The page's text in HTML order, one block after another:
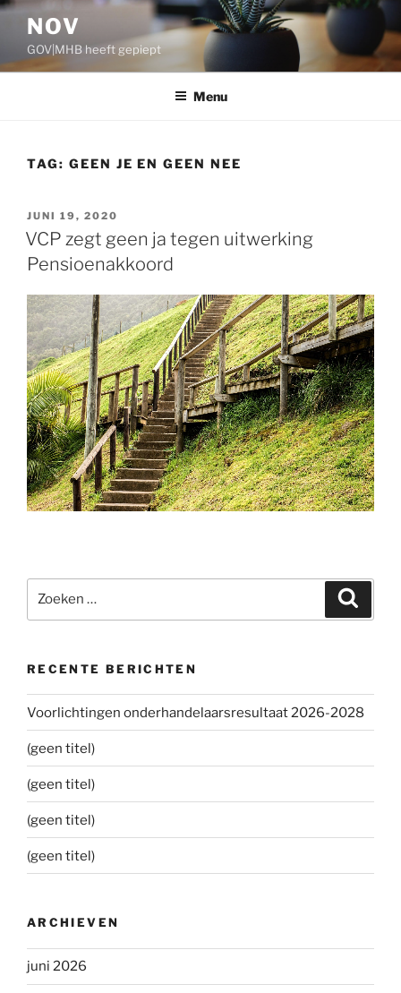
Ga
inhoud
NOV
GOV|MHB heeft gepiept
Menu
TAG: GEEN JE EN GEEN NEE
GEPLAATST
OP
JUNI 19, 2020
VCP zegt geen ja tegen uitwerking
Pensioenakkoord
Zoeken
RECENTE BERICHTEN
Voorlichtingen onderhandelaarsresultaat 2026-2028
(geen titel)
(geen titel)
(geen titel)
(geen titel)
ARCHIEVEN
juni 2026